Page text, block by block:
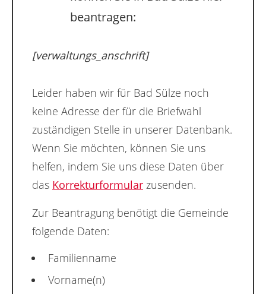
beantragen:
[verwaltungs_anschrift]
Leider haben wir für Bad Sülze noch
keine Adresse der für die Briefwahl
zuständigen Stelle in unserer Datenbank.
Wenn Sie möchten, können Sie uns
helfen, indem Sie uns diese Daten über
das Korrekturformular zusenden.
Zur Beantragung benötigt die Gemeinde
folgende Daten:
Familienname
Vorname(n)